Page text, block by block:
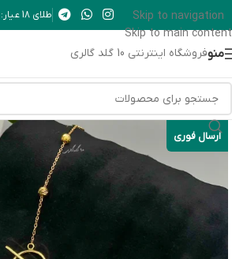
Skip to navigation
Skip to main content
طلای 18 عیار: ---
منوفروشگاه اینترنتی 10 گلد گالری
ارسال فوری